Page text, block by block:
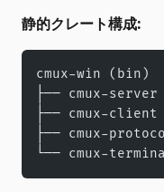
静的クレート構成:
cmux-win (bin)
├── cmux-server
├── cmux-client
├── cmux-protocol
└── cmux-terminal